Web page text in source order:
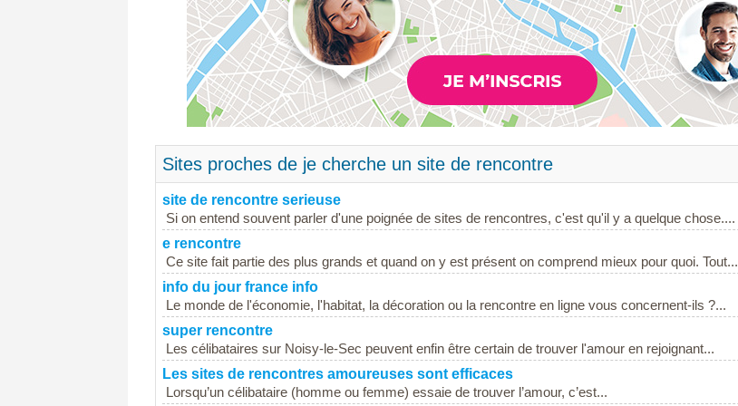
Sites proches de je cherche un site de rencontre
site de rencontre serieuse
Si on entend souvent parler d'une poignée de sites de rencontres, c'est qu'il y a quelque chose....
e rencontre
Ce site fait partie des plus grands et quand on y est présent on comprend mieux pour quoi. Tout...
info du jour france info
Le monde de l'économie, l'habitat, la décoration ou la rencontre en ligne vous concernent-ils ?...
super rencontre
Les célibataires sur Noisy-le-Sec peuvent enfin être certain de trouver l'amour en rejoignant...
Les sites de rencontres amoureuses sont efficaces
Lorsqu’un célibataire (homme ou femme) essaie de trouver l’amour, c’est...